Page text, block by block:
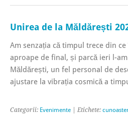
Unirea de la Măldărești
Am senzația că timpul trece din
aproape de final, și parcă ieri l-
Măldărești, un fel personal de
ajustare la vibrația cosmică a
Categorii: Evenimente | Etichete: